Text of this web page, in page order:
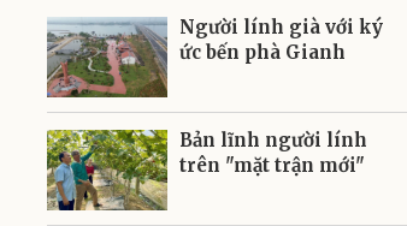
Người lính già với ký
ức bến phà Gianh
Bản lĩnh người lính
trên "mặt trận mới"
Gửi